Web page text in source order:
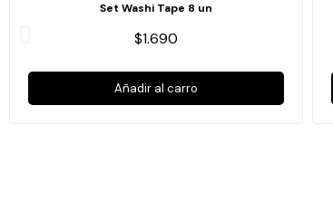
Set Washi Tape 8 un
$1.690
Añadir al carro